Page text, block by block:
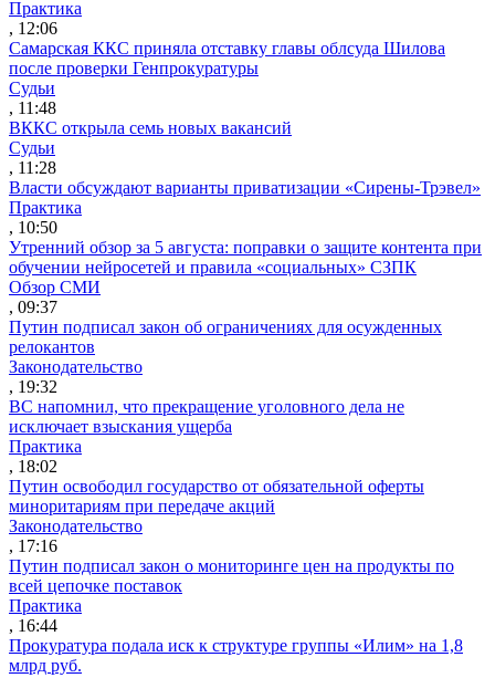
Практика
, 12:06
Самарская ККС приняла отставку главы облсуда Шилова
после проверки Генпрокуратуры
Судьи
, 11:48
ВККС открыла семь новых вакансий
Судьи
, 11:28
Власти обсуждают варианты приватизации «Сирены-Трэвел»
Практика
, 10:50
Утренний обзор за 5 августа: поправки о защите контента при
обучении нейросетей и правила «социальных» СЗПК
Обзор СМИ
, 09:37
Путин подписал закон об ограничениях для осужденных
релокантов
Законодательство
, 19:32
ВС напомнил, что прекращение уголовного дела не
исключает взыскания ущерба
Практика
, 18:02
Путин освободил государство от обязательной оферты
миноритариям при передаче акций
Законодательство
, 17:16
Путин подписал закон о мониторинге цен на продукты по
всей цепочке поставок
Практика
, 16:44
Прокуратура подала иск к структуре группы «Илим» на 1,8
млрд руб.